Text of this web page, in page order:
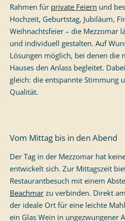
Rahmen für private Feiern und
Hochzeit, Geburtstag, Jubiläum,
Weihnachtsfeier – die Mezzomar
und individuell gestalten. Auf
Lösungen möglich, bei denen die
Hauses den Anlass begleitet.
gleich: die entspannte Stimmung
Qualität.
Vom Mittag bis in den Abend
Der Tag in der Mezzomar hat
entwickelt sich. Zur Mittagszeit
Restaurantbesuch mit einem
Beachmar zu verbinden. Direkt
der ideale Ort für eine leichte
ein Glas Wein in ungezwungener